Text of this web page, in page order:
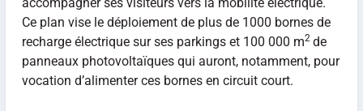
Ce plan vise le déploiement de plus de 1000 bornes de
recharge électrique sur ses parkings et 100 000 m2 de
panneaux photovoltaïques qui auront, notamment, pour
vocation d’alimenter ces bornes en circuit court.